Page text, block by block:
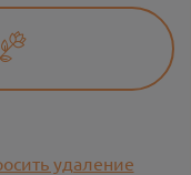
удаление